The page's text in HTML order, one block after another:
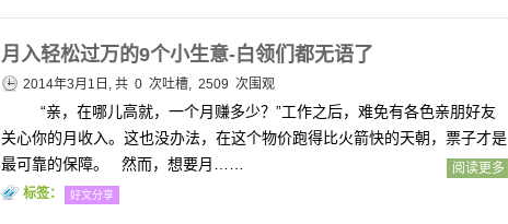
月入轻松过万的9个小生意-白领们都无语了
2014年3月1日, 共 0 次吐槽, 2509 次围观
“亲，在哪儿高就，一个月赚多少？”工作之后，难免有各色亲朋好友
关心你的月收入。这也没办法，在这个物价跑得比火箭快的天朝，票子才是
最可靠的保障。 然而，想要月……
阅读更多
标签：
好文分享